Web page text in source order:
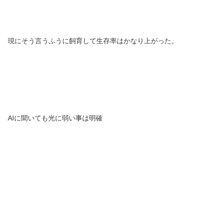
現にそう言うふうに飼育して生存率はかなり上がった。
AIに聞いても光に弱い事は明確